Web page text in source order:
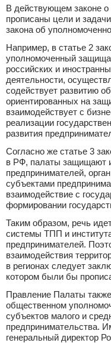
В действующем законе
прописаны цели и
закона об
Например, в статье 2
уполномоченный
российских и
деятельности,
содействует развитию
ориентированных на
взаимодействует с
реализации
развития
Согласно же статье 3
в РФ, палаты защищают
предпринимателей,
субъектами
взаимодействие с
формировании
Таким образом, речь
системы ТПП и
предпринимателей.
взаимодействия
в регионах следует
котором были бы
Правление Палаты
общественном
субъектов малого и
предпринимательства.
генеральный директор